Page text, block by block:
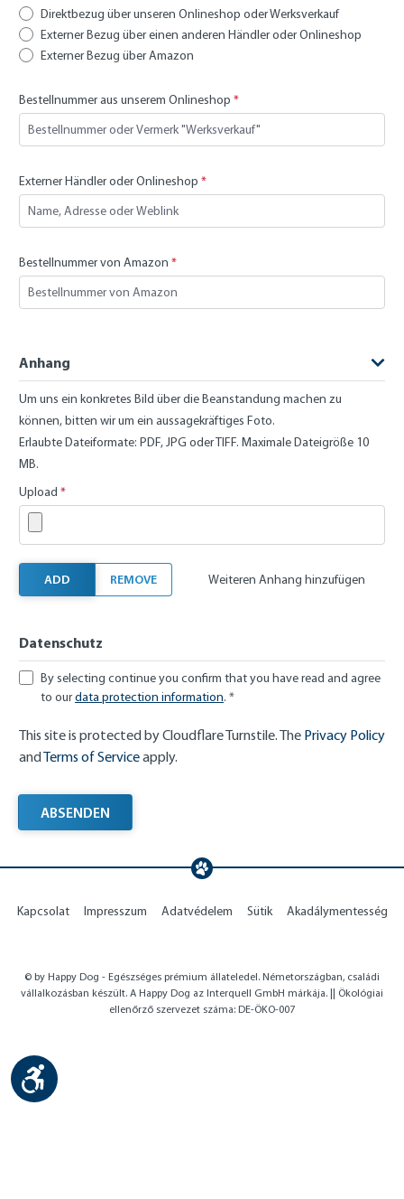
Direktbezug über unseren Onlineshop oder Werksverkauf
Externer Bezug über einen anderen Händler oder Onlineshop
Externer Bezug über Amazon
Bestellnummer aus unserem Onlineshop *
Externer Händler oder Onlineshop *
Bestellnummer von Amazon *
Anhang
Um uns ein konkretes Bild über die Beanstandung machen zu
können, bitten wir um ein aussagekräftiges Foto.
Erlaubte Dateiformate: PDF, JPG oder TIFF. Maximale Dateigröße 10
MB.
ADD REMOVE Weiteren Anhang hinzufügen
Upload *
Datenschutz
By selecting continue you confirm that you have read and agree
to ourdata protection information. *
This site is protected by Cloudflare Turnstile. The Privacy Policy
andTerms of Serviceapply.
ABSENDEN
Kapcsolat Impresszum Adatvédelem Sütik Akadálymentesség
© by Happy Dog - Egészséges prémium állateledel. Németországban, családi
vállalkozásban készült. A Happy Dog az Interquell GmbH márkája. || Ökológiai
ellenőrző szervezet száma: DE-ÖKO-007
Show toolbar